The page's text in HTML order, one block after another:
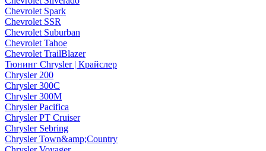
Chevrolet Spark
Chevrolet SSR
Chevrolet Suburban
Chevrolet Tahoe
Chevrolet TrailBlazer
Тюнинг Chrysler | Крайслер
Chrysler 200
Chrysler 300C
Chrysler 300M
Chrysler Pacifica
Chrysler PT Cruiser
Chrysler Sebring
Chrysler Town&amp;Country